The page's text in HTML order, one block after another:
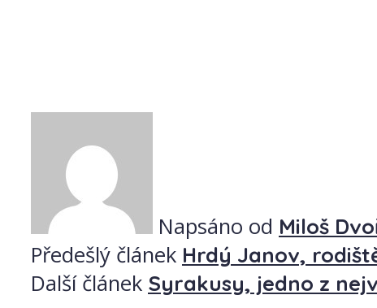
Napsáno od Miloš
Předešlý článek Hrdý Janov,
Další článek Syrakusy, jedno z